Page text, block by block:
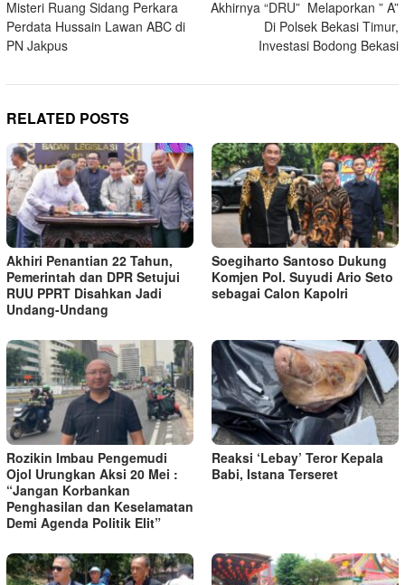
navigation
Misteri Ruang Sidang Perkara
Perdata Hussain Lawan ABC di
PN Jakpus
Akhirnya “DRU” Melaporkan ” A”
Di Polsek Bekasi Timur,
Investasi Bodong Bekasi
RELATED POSTS
Akhiri Penantian 22 Tahun,
Pemerintah dan DPR Setujui
RUU PPRT Disahkan Jadi
Undang-Undang
Soegiharto Santoso Dukung
Komjen Pol. Suyudi Ario Seto
sebagai Calon Kapolri
Rozikin Imbau Pengemudi
Ojol Urungkan Aksi 20 Mei :
“Jangan Korbankan
Penghasilan dan Keselamatan
Demi Agenda Politik Elit”
Reaksi ‘Lebay’ Teror Kepala
Babi, Istana Terseret